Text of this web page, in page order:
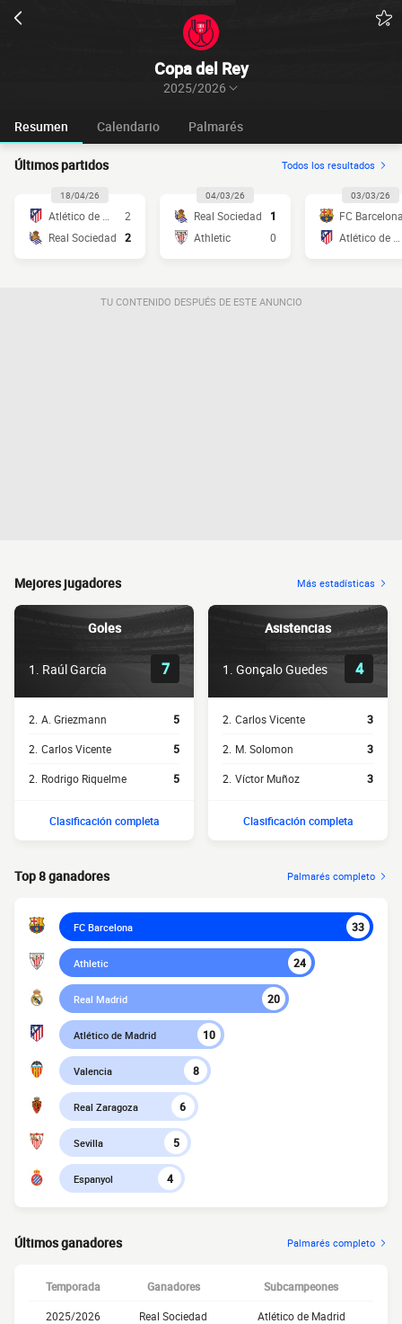
Copa del Rey
2025/2026
Resumen Calendario Palmarés
Últimos partidos Todos los resultados
18/04/26
2
Real Sociedad
2
04/03/26
Real Sociedad
1
Athletic
0
03/03/26
FC
TU CONTENIDO DESPUÉS DE ESTE ANUNCIO
Mejores jugadores Más estadísticas
Goles
1. Raúl García 7
2. A. Griezmann 5
2. Carlos Vicente 5
2. Rodrigo Riquelme 5
Clasificación completa
Asistencias
1. Gonçalo Guedes 4
2. Carlos Vicente 3
2. M. Solomon 3
2. Víctor Muñoz 3
Clasificación completa
Top 8 ganadores Palmarés completo
FC Barcelona 33
Athletic 24
Real Madrid 20
Atlético de Madrid 10
Valencia 8
Real Zaragoza 6
Sevilla 5
Espanyol 4
Últimos ganadores Palmarés completo
Temporada Ganadores Subcampeones
2025/2026 Real Sociedad
Atlético de Madrid